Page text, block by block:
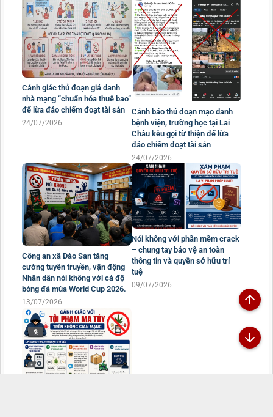
Cảnh giác thủ đoạn giả danh
nhà mạng “chuẩn hóa thuê bao”
để lừa đảo chiếm đoạt tài sản
24/07/2026
Cảnh báo thủ đoạn mạo danh
bệnh viện, trường học tại Lai
Châu kêu gọi từ thiện để lừa
đảo chiếm đoạt tài sản
24/07/2026
Công an xã Dào San tăng
cường tuyên truyền, vận động
Nhân dân nói không với cá độ
bóng đá mùa World Cup 2026.
13/07/2026
Nói không với phần mềm crack
– chung tay bảo vệ an toàn
thông tin và quyền sở hữu trí
tuệ
09/07/2026